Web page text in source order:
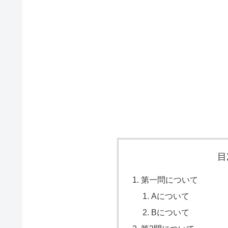
第一問について
Aについて
Bについて